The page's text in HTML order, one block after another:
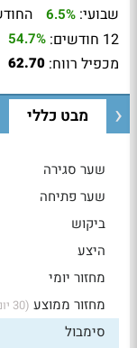
שבועי: 6.5%
12 חודשים: 54.7%
מכפיל רווח: 62.70
מבט כללי
שער סגירה
שער פתיחה
ביקוש
היצע
מחזור יומי
מחזור ממוצע (30 יום)
סימבול